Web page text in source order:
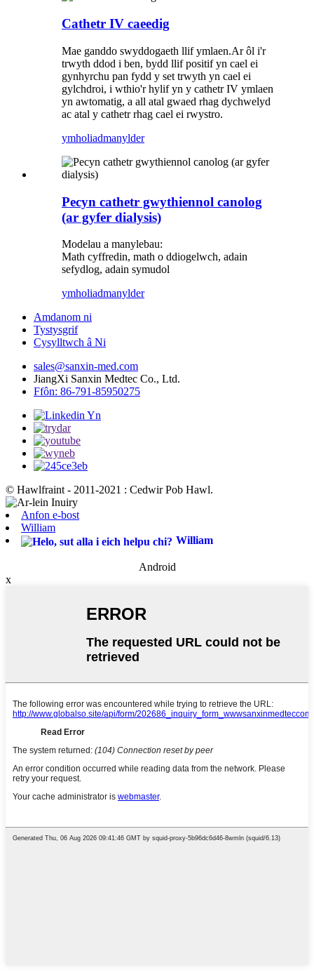
Cathetr IV caeedig
Mae ganddo swyddogaeth llif ymlaen.Ar ôl i'r
trwyth ddod i ben, bydd llif positif yn cael ei
gynhyrchu pan fydd y set trwyth yn cael ei
gylchdroi, i wthio'r hylif yn y cathetr IV ymlaen
yn awtomatig, a all atal gwaed rhag dychwelyd
ac atal y cathetr rhag cael ei rwystro.
ymholiadmanylder
Pecyn cathetr gwythiennol canolog
(ar gyfer dialysis)
Modelau a manylebau:
Math cyffredin, math o ddiogelwch, adain
sefydlog, adain symudol
ymholiadmanylder
Amdanom ni
Tystysgrif
Cysylltwch â Ni
sales@sanxin-med.com
JiangXi Sanxin Medtec Co., Ltd.
Ffôn: 86-791-85950275
© Hawlfraint - 2011-2021 : Cedwir Pob Hawl.
Anfon e-bost
William
William
Android
x